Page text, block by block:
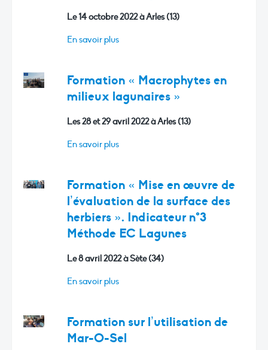
Le 14 octobre 2022 à Arles (13)
En savoir plus
Formation « Macrophytes en
milieux lagunaires »
Les 28 et 29 avril 2022 à Arles (13)
En savoir plus
Formation « Mise en œuvre de
l’évaluation de la surface des
herbiers ». Indicateur n°3
Méthode EC Lagunes
Le 8 avril 2022 à Sète (34)
En savoir plus
Formation sur l’utilisation de
Mar-O-Sel